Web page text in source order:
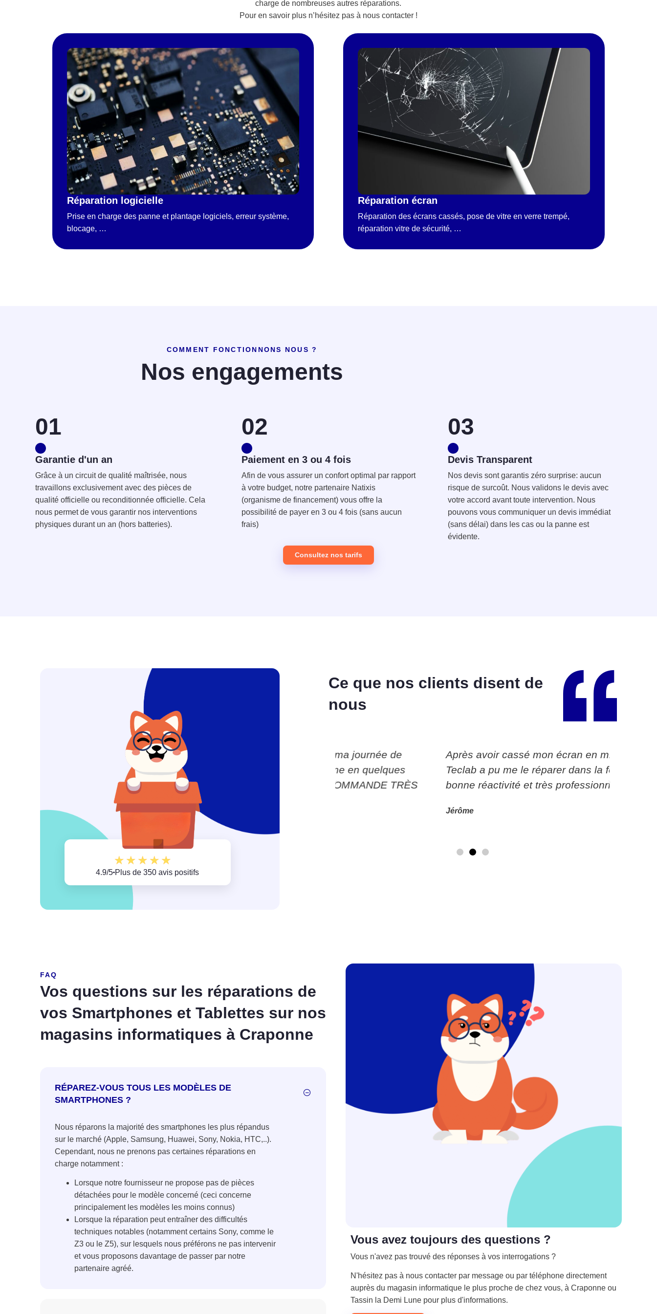
charge de nombreuses autres réparations.
Pour en savoir plus n’hésitez pas à nous contacter !
Réparation logicielle
Prise en charge des panne et plantage logiciels, erreur système,
blocage, …
Réparation écran
Réparation des écrans cassés, pose de vitre en verre trempé,
réparation vitre de sécurité, …
COMMENT FONCTIONNONS NOUS ?
Nos engagements
01
Garantie d'un an
Grâce à un circuit de qualité maîtrisée, nous
travaillons exclusivement avec des pièces de
qualité officielle ou reconditionnée officielle. Cela
nous permet de vous garantir nos interventions
physiques durant un an (hors batteries).
02
Paiement en 3 ou 4 fois
Afin de vous assurer un confort optimal par rapport
à votre budget, notre partenaire Natixis
(organisme de financement) vous offre la
possibilité de payer en 3 ou 4 fois (sans aucun
frais)
03
Devis Transparent
Nos devis sont garantis zéro surprise: aucun
risque de surcoût. Nous validons le devis avec
votre accord avant toute intervention. Nous
pouvons vous communiquer un devis immédiat
(sans délai) dans les cas ou la panne est
évidente.
Consultez nos tarifs
★ ★ ★ ★ ★
4.9/5 Plus de 350 avis positifs
Ce que nos clients disent de
nous
Merci Teclab ! Vous m’avez sauvé ma journée de
travail. Vous avez résolu le problème en quelques
temps et avec gentillesse. JE RECOMMANDE TRÈS
FORTEMENT !
Margaux
Après avoir cassé mon écran en milieu d’après midi
Teclab a pu me le réparer dans la foulée à 17:00. Très
bonne réactivité et très professionnel je recommande.
Vous avez toujours des questions ?
Vous n'avez pas trouvé des réponses à vos interrogations ?
N'hésitez pas à nous contacter par message ou par téléphone directement
auprès du magasin informatique le plus proche de chez vous, à Craponne ou
Tassin la Demi Lune pour plus d'informations.
FAQ
Vos questions sur les réparations de
vos Smartphones et Tablettes sur nos
magasins informatiques à Craponne
RÉPAREZ-VOUS TOUS LES MODÈLES DE
SMARTPHONES ?
Nous réparons la majorité des smartphones les plus répandus
sur le marché (Apple, Samsung, Huawei, Sony, Nokia, HTC,..).
Cependant, nous ne prenons pas certaines réparations en
charge notamment :
Lorsque notre fournisseur ne propose pas de pièces
détachées pour le modèle concerné (ceci concerne
principalement les modèles les moins connus)
Lorsque la réparation peut entraîner des difficultés
techniques notables (notamment certains Sony, comme le
Z3 ou le Z5), sur lesquels nous préférons ne pas intervenir
et vous proposons davantage de passer par notre
partenaire agréé.